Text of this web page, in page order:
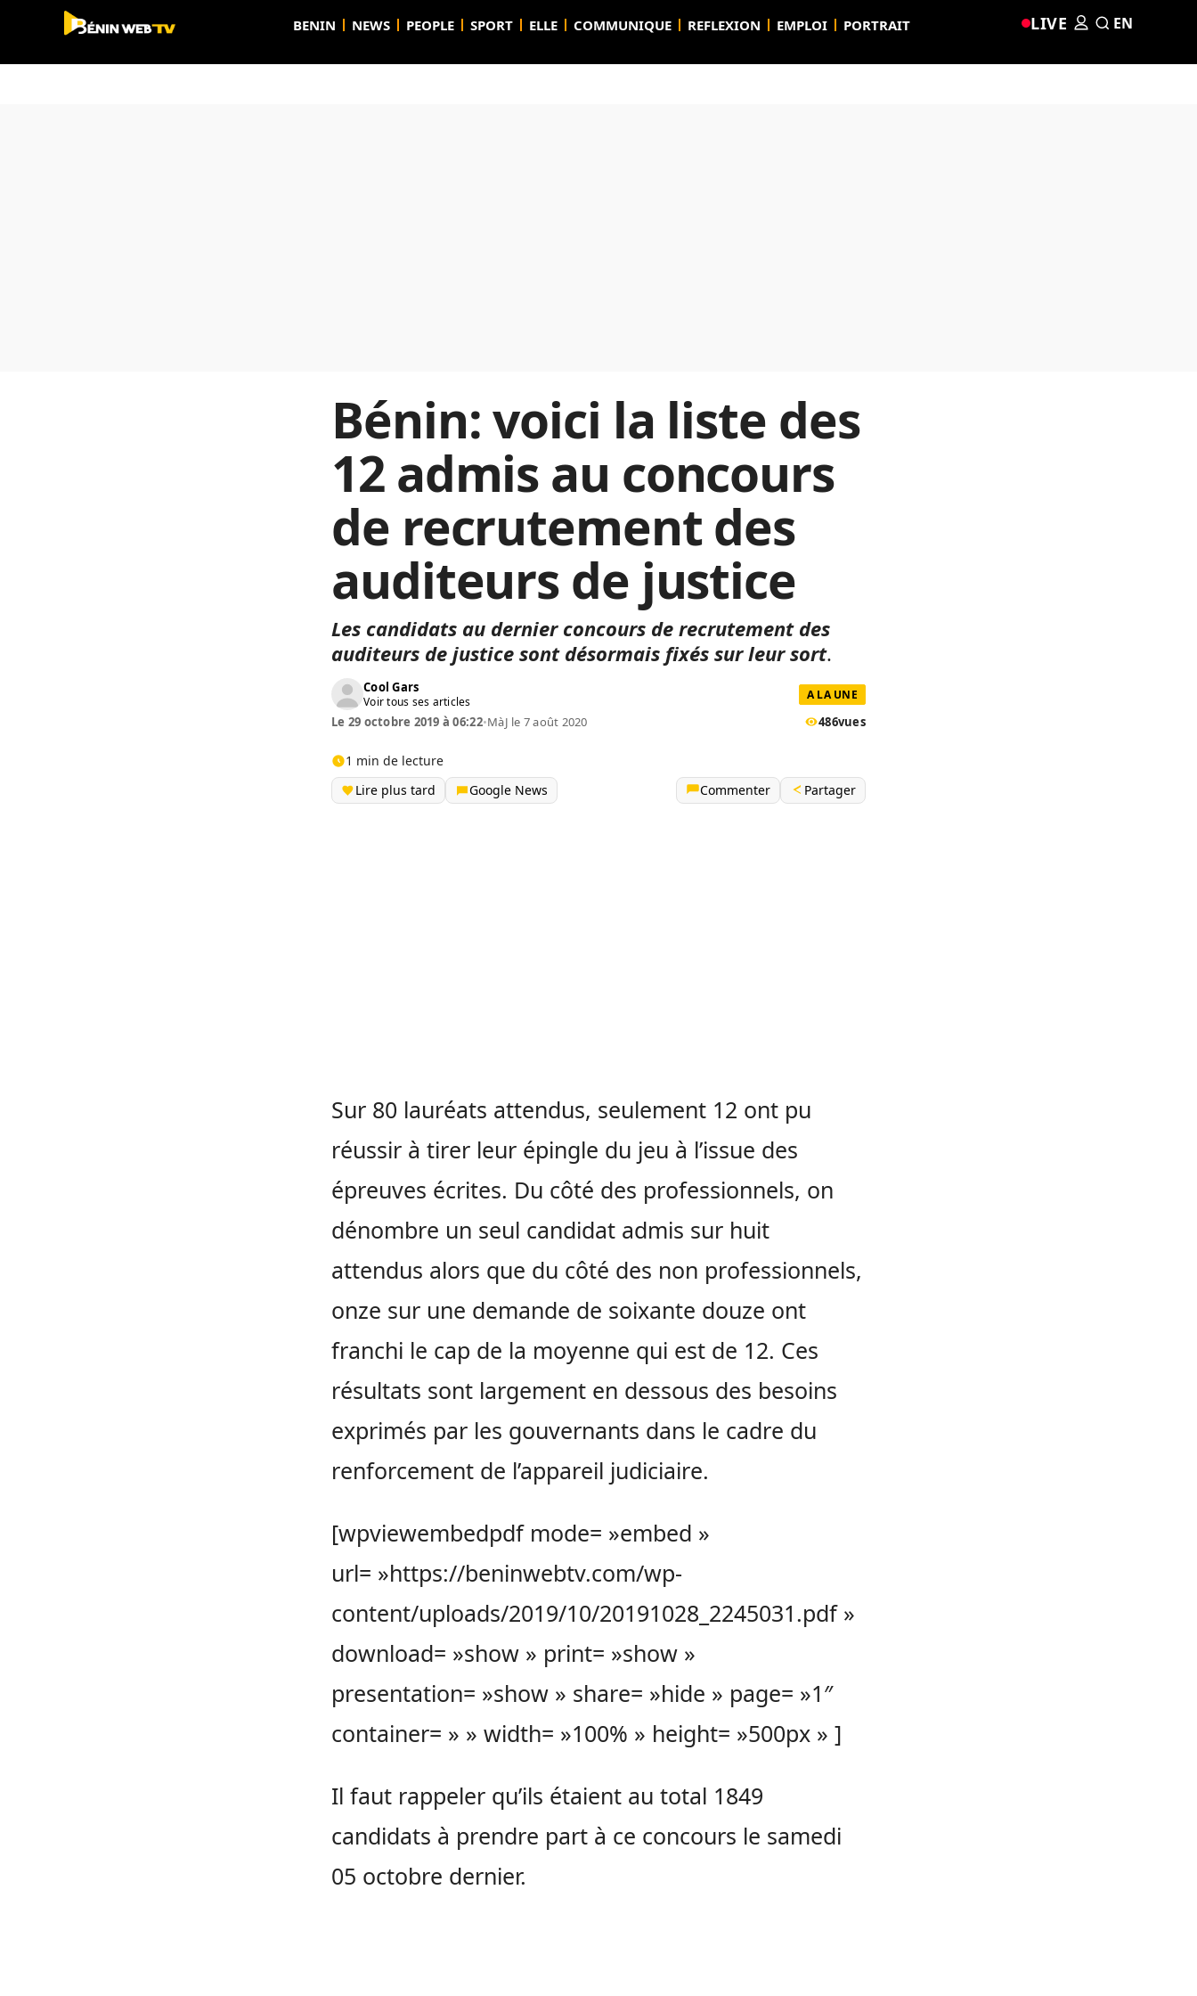
BENIN NEWS PEOPLE SPORT ELLE COMMUNIQUE REFLEXION EMPLOI PORTRAIT LIVE EN
Bénin: voici la liste des
12 admis au concours
de recrutement des
auditeurs de justice
Les candidats au dernier concours de recrutement des
auditeurs de justice sont désormais fixés sur leur sort.
Cool Gars
Voir tous ses articles A LA UNE
Le 29 octobre 2019 à 06:22•MàJ le 7 août 2020 486vues
1 min de lecture
Lire plus tard
Google News Commenter Partager
Sur 80 lauréats attendus, seulement 12 ont pu
réussir à tirer leur épingle du jeu à l’issue des
épreuves écrites. Du côté des professionnels, on
dénombre un seul candidat admis sur huit
attendus alors que du côté des non professionnels,
onze sur une demande de soixante douze ont
franchi le cap de la moyenne qui est de 12. Ces
résultats sont largement en dessous des besoins
exprimés par les gouvernants dans le cadre du
renforcement de l’appareil judiciaire.
[wpviewembedpdf mode= »embed »
url= »https://beninwebtv.com/wp-
content/uploads/2019/10/20191028_2245031.pdf »
download= »show » print= »show »
presentation= »show » share= »hide » page= »1″
container= » » width= »100% » height= »500px » ]
Il faut rappeler qu’ils étaient au total 1849
candidats à prendre part à ce concours le samedi
05 octobre dernier.